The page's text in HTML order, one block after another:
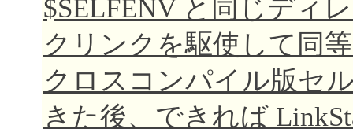
$SELFENV と同じディ
クリンクを駆使して同
クロスコンパイル版セ
きた後、できれば